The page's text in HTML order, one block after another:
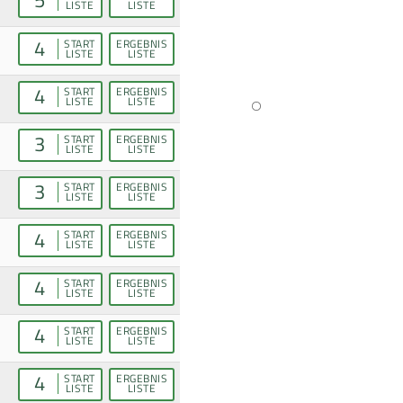
LISTE LISTE
4 START
LISTE
ERGEBNIS
LISTE
4 START
LISTE
ERGEBNIS
LISTE
3 START
LISTE
ERGEBNIS
LISTE
3 START
LISTE
ERGEBNIS
LISTE
4 START
LISTE
ERGEBNIS
LISTE
4 START
LISTE
ERGEBNIS
LISTE
4 START
LISTE
ERGEBNIS
LISTE
4 START
LISTE
ERGEBNIS
LISTE